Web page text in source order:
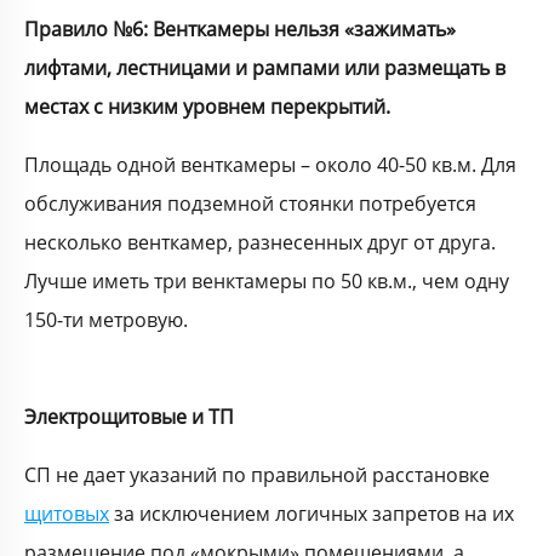
Правило №6: Венткамеры нельзя «зажимать»
лифтами, лестницами и рампами или размещать в
местах с низким уровнем перекрытий.
Площадь одной венткамеры – около 40-50 кв.м. Для
обслуживания подземной стоянки потребуется
несколько венткамер, разнесенных друг от друга.
Лучше иметь три венктамеры по 50 кв.м., чем одну
150-ти метровую.
Электрощитовые и ТП
СП не дает указаний по правильной расстановке
щитовыхза исключением логичных запретов на их